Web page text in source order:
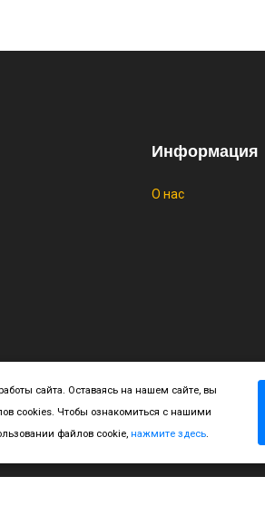
Информация
О нас
сайта. Оставаясь на нашем сайте, вы
cookies. Чтобы ознакомиться с нашими
файлов cookie, нажмите здесь.